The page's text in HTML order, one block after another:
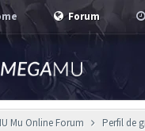
Forum
Mu Online Forum Perfil de